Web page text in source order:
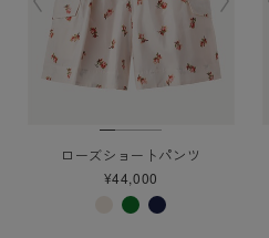
ローズショートパンツ
¥44,000